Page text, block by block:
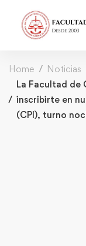
Home Noticias
La Facultad de
inscribirte en
(CPI), turno